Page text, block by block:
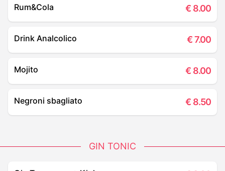
Rum&Cola € 8.00
Drink Analcolico €7.00
Mojito € 8.00
Negroni sbagliato € 8.50
GIN TONIC